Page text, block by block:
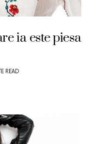
ia este piesa
READ